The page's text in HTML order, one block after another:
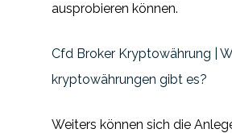
ausprobieren können.
Cfd Broker Kryptowährung |
kryptowährungen gibt es?
Weiters können sich die